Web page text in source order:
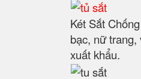
Két Sắt
bạc, nữ
xuất khẩu.